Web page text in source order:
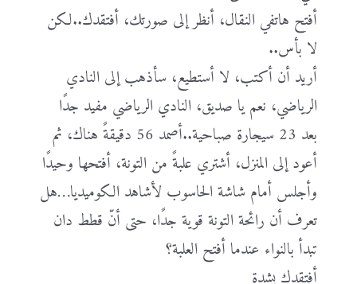
أفتح هاتفي النقال، أنظر إلى صورتك، أفتقدك..لكن
لا بأس..
أريد أن أكتب، لا أستطيع، سأذهب إلى النادي
الرياضي، نعم يا صديق، النادي الرياضي مفيد جدًا
بعد 23 سيجارة صباحية..أصمد 56 دقيقةً هناك، ثم
أعود إلى المنزل، أشتري علبةً من التونة، أفتحها وحيدًا
وأجلس أمام شاشة الحاسوب لأشاهد الكوميديا…هل
تعرف أن رائحة التونة قوية جدًا، حتى أنّ قطط دان
تبدأ بالنواء عندما أفتح العلبة؟